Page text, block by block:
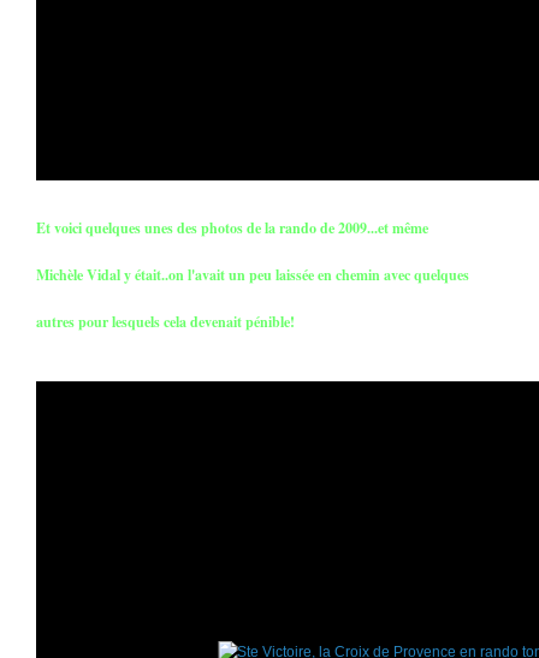
Et voici quelques unes des photos de la rando de 2009...et même
Michèle Vidal y était..on l'avait un peu laissée en chemin avec quelques
autres pour lesquels cela devenait pénible!